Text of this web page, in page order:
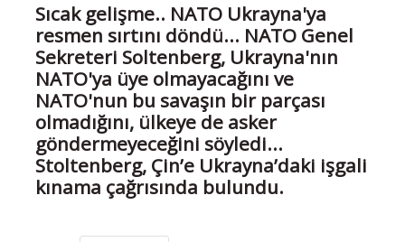
Sıcak gelişme.. NATO Ukrayna'ya
resmen sırtını döndü... NATO Genel
Sekreteri Soltenberg, Ukrayna'nın
NATO'ya üye olmayacağını ve
NATO'nun bu savaşın bir parçası
olmadığını, ülkeye de asker
göndermeyeceğini söyledi...
Stoltenberg, Çin’e Ukrayna’daki işgali
kınama çağrısında bulundu.